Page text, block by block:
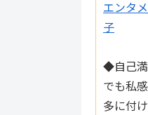
エンタ
子
◆自己
でも私
多に付